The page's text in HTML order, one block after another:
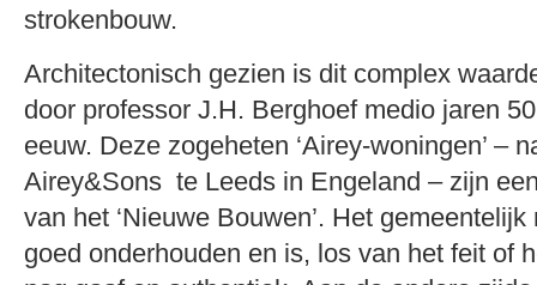
strokenbouw.
Architectonisch gezien is dit complex
door professor J.H. Berghoef medio jaren
eeuw. Deze zogeheten ‘Airey-woningen’ –
Airey&Sons te Leeds in Engeland – zijn
van het ‘Nieuwe Bouwen’. Het
goed onderhouden en is, los van het feit of